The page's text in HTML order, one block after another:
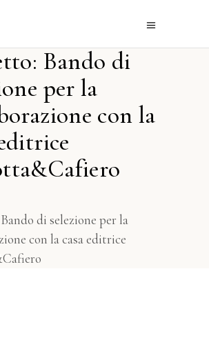
Bando di
per la
con la
di selezione per la
con la casa editrice